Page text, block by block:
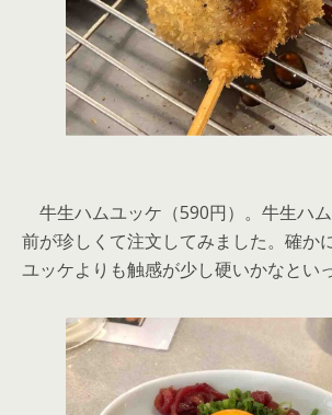
牛生ハムユッケ（590円）。牛生ハ
前が珍しくて注文してみました。確か
ユッケよりも触感が少し硬いかなとい